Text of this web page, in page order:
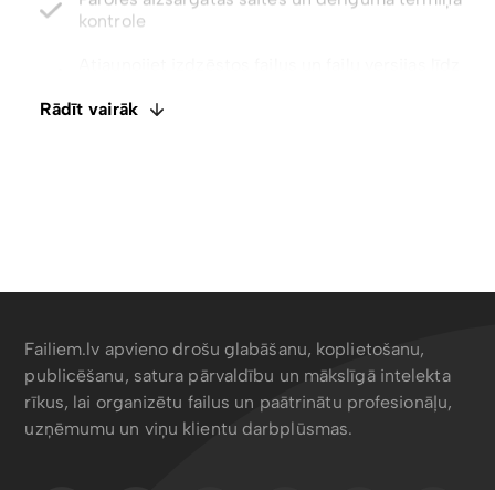
Rādīt vairāk
Atjaunojiet izdzēstos failus un failu versijas līdz
ietagošana
Failiem.lv apvieno drošu glabāšanu, koplietošanu,
publicēšanu, satura pārvaldību un mākslīgā intelekta
rīkus, lai organizētu failus un paātrinātu profesionāļu,
uzņēmumu un viņu klientu darbplūsmas.